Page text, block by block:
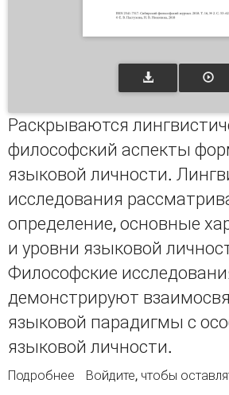
Раскрываются
философский аспекты
языковой личности.
исследования
определение, основные
и уровни языковой
Философские
демонстрируют
языковой парадигмы с
языковой личности.
Подробнее о ЯЗЫКОВАЯ ЛИЧНОСТЬ:
Войдите, чтобы